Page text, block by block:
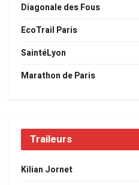
Diagonale des Fous
EcoTrail Paris
SaintéLyon
Marathon de Paris
Traileurs
Kilian Jornet